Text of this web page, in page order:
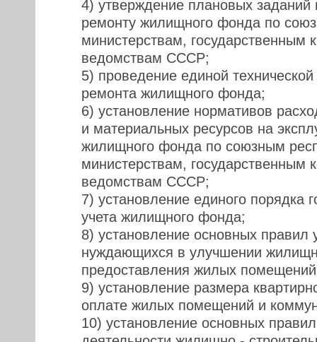
4) утверждение плановых заданий
ремонту жилищного фонда по
министерствам, государственным
ведомствам СССР;
5) проведение единой
ремонта жилищного фонда;
6) установление нормативов
и материальных ресурсов на
жилищного фонда по союзным
министерствам, государственным
ведомствам СССР;
7) установление единого порядка
учета жилищного фонда;
8) установление основных правил
нуждающихся в улучшении
предоставления жилых
9) установление размера
оплате жилых помещений и
10) установление основных